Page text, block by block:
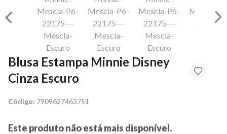
Blusa Estampa Minnie Disney
Cinza Escuro
Código: 7909627463751
Este produto não está mais disponível.